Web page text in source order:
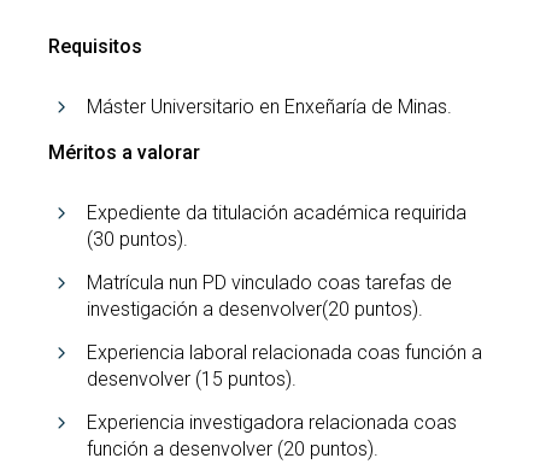
Requisitos
Máster Universitario en Enxeñaría de Minas.
Méritos a valorar
Expediente da titulación académica requirida
(30 puntos).
Matrícula nun PD vinculado coas tarefas de
investigación a desenvolver(20 puntos).
Experiencia laboral relacionada coas función a
desenvolver (15 puntos).
Experiencia investigadora relacionada coas
función a desenvolver (20 puntos).